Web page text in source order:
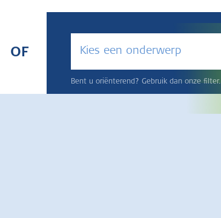
OF Kies een onderwerp
Bent u oriënterend? Gebruik dan onze filter.